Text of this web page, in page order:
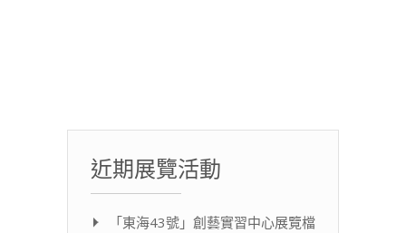
近期展覽活動
「東海43號」創藝實習中心展覽檔